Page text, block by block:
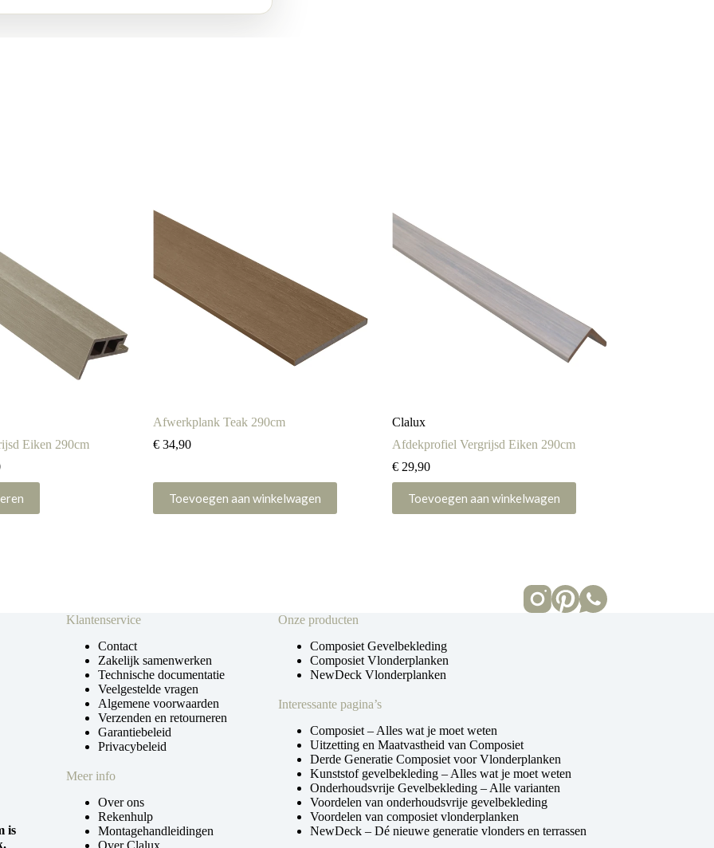
Eiken 290cm
Prijsklasse:
€ 29,90
tot
Afwerkplank Teak 290cm
€34,90
Toevoegen aan winkelwagen
Clalux
Afdekprofiel Vergrijsd Eiken 290cm
€29,90
Toevoegen aan winkelwagen
is
Klantenservice
Contact
Zakelijk samenwerken
Technische documentatie
Veelgestelde vragen
Algemene voorwaarden
Verzenden en retourneren
Garantiebeleid
Privacybeleid
Meer info
Over ons
Rekenhulp
Montagehandleidingen
Over Clalux
Onze producten
Composiet Gevelbekleding
Composiet Vlonderplanken
NewDeck Vlonderplanken
Interessante pagina’s
Composiet – Alles wat je moet weten
Uitzetting en Maatvastheid van Composiet
Derde Generatie Composiet voor Vlonderplanken
Kunststof gevelbekleding – Alles wat je moet weten
Onderhoudsvrije Gevelbekleding – Alle varianten
Voordelen van onderhoudsvrije gevelbekleding
Voordelen van composiet vlonderplanken
NewDeck – Dé nieuwe generatie vlonders en terrassen